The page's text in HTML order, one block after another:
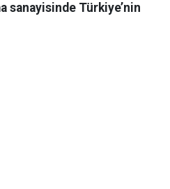
sanayisinde Türkiye’nin